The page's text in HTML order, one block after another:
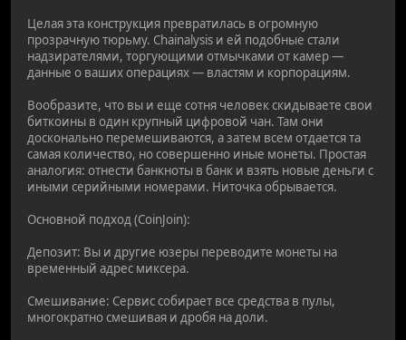
Целая эта конструкция превратилась в огромную
прозрачную тюрьму. Chainalysis и ей подобные стали
надзирателями, торгующими отмычками от камер —
данные о ваших операциях — властям и корпорациям.
Вообразите, что вы и еще сотня человек скидываете свои
биткоины в один крупный цифровой чан. Там они
досконально перемешиваются, а затем всем отдается та
самая количество, но совершенно иные монеты. Простая
аналогия: отнести банкноты в банк и взять новые деньги с
иными серийными номерами. Ниточка обрывается.
Основной подход (CoinJoin):
Депозит: Вы и другие юзеры переводите монеты на
временный адрес миксера.
Смешивание: Сервис собирает все средства в пулы,
многократно смешивая и дробя на доли.